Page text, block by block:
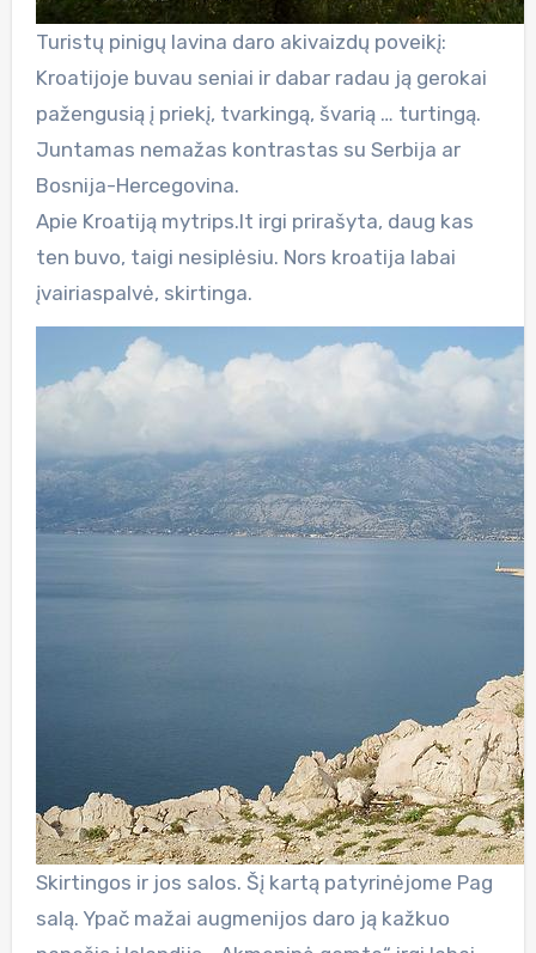
Turistų pinigų lavina daro akivaizdų poveikį:
Kroatijoje buvau seniai ir dabar radau ją gerokai
pažengusią į priekį, tvarkingą, švarią … turtingą.
Juntamas nemažas kontrastas su Serbija ar
Bosnija-Hercegovina.
Apie Kroatiją mytrips.lt irgi prirašyta, daug kas
ten buvo, taigi nesiplėsiu. Nors kroatija labai
įvairiaspalvė, skirtinga.
Skirtingos ir jos salos. Šį kartą patyrinėjome Pag
salą. Ypač mažai augmenijos daro ją kažkuo